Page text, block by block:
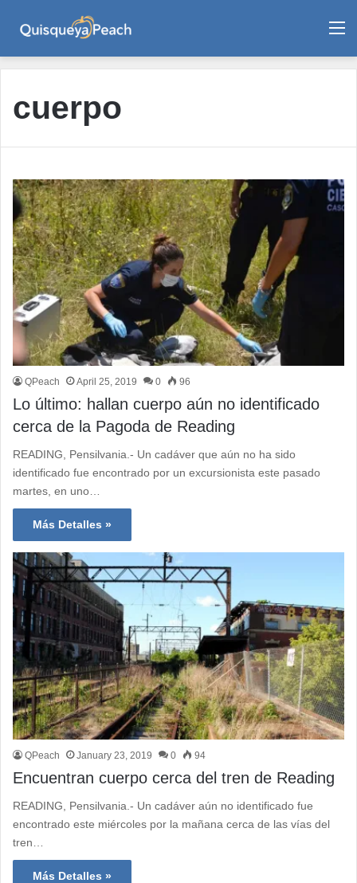
cuerpo
QPeach April 25, 2019 0 96
Lo último: hallan cuerpo aún no identificado
cerca de la Pagoda de Reading
READING, Pensilvania.- Un cadáver que aún no ha sido
identificado fue encontrado por un excursionista este pasado
martes, en uno…
Más Detalles »
QPeach January 23, 2019 0 94
Encuentran cuerpo cerca del tren de Reading
READING, Pensilvania.- Un cadáver aún no identificado fue
encontrado este miércoles por la mañana cerca de las vías del
tren…
Más Detalles »